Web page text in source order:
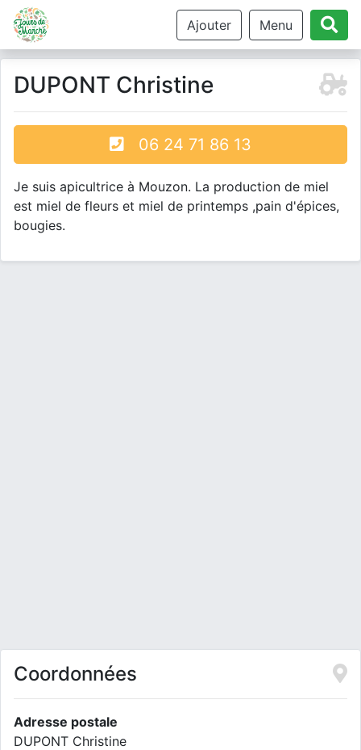
Ajouter Menu
DUPONT Christine
06 24 71 86 13
Je suis apicultrice à Mouzon. La production de miel
est miel de fleurs et miel de printemps ,pain d'épices,
bougies.
Coordonnées
Adresse postale
DUPONT Christine